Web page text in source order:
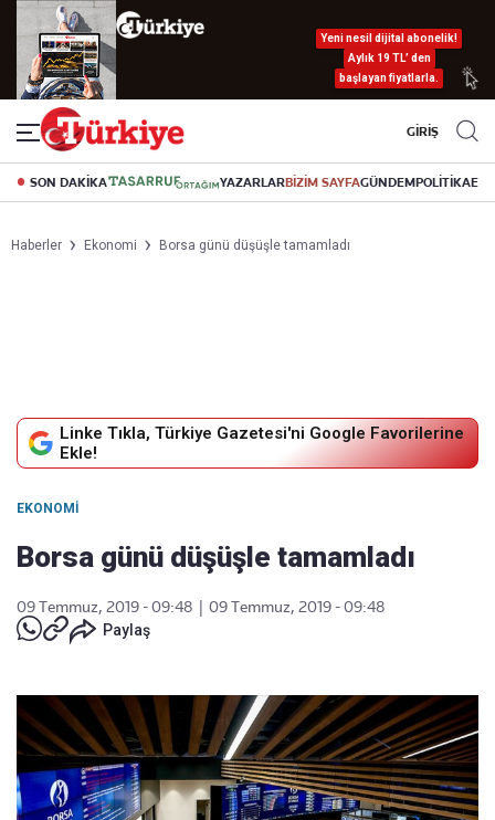
Yeni nesil dijital abonelik!
Aylık 19 TL’ den
başlayan fiyatlarla.
GİRİŞ
SON DAKİKA YAZARLARBİZİM SAYFAGÜNDEMPOLİTİKA
Haberler Ekonomi Borsa günü düşüşle tamamladı
Linke Tıkla, Türkiye Gazetesi'ni Google Favorilerine
Ekle!
EKONOMI
Borsa günü düşüşle tamamladı
09 Temmuz, 2019 - 09:48
09 Temmuz, 2019 - 09:48
Paylaş